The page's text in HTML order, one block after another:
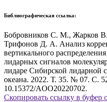
Библиографическая ссылка:
Бобровников С. М., Жарков
Трифонов Д. А. Анализ
вертикального
лидарных сигналов
лидаре Cибирской лидарной
океана. 2022. Т. 35. № 07. С.
10.15372/AOO20220702.
Скопировать ссылку в буфер